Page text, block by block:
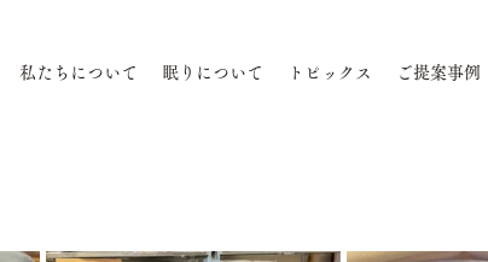
私たちについて 眠りについて トピックス ご提案事例